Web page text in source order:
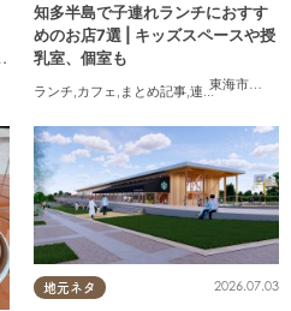
東海市
,大府
知多半島で子連れランチにおすす
めのお店7選 | キッズスペースや授
乳室、個室も
ランチ カフェ まとめ記事 連載 ,親子 個室
地元ネタ 2026.07.03